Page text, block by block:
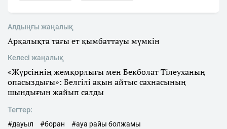
Алдыңғы жаңалық
Арқалықта тағы ет қымбаттауы мүмкін
Келесі жаңалық
«Жүрсіннің жемқорлығы мен Бекболат Тілеуханың
опасыздығы»: Белгілі ақын айтыс сахнасының
шындығын жайып салды
Тегтер:
#дауыл #боран #ауа райы болжамы